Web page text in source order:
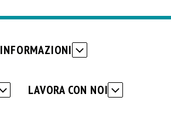
INFORMAZIONI
LAVORA CON NOI